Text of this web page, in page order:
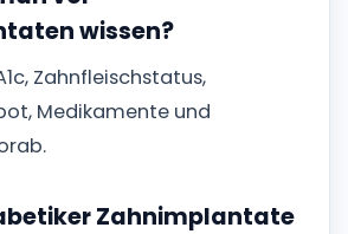
wissen?
Zahnfleischstatus,
Medikamente und
Zahnimplantate